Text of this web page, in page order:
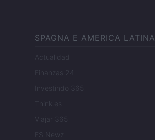
SPAGNA E AMERICA LATINA
Actualidad
Finanzas 24
Investindo 365
Think.es
Viajar 365
ES Newz